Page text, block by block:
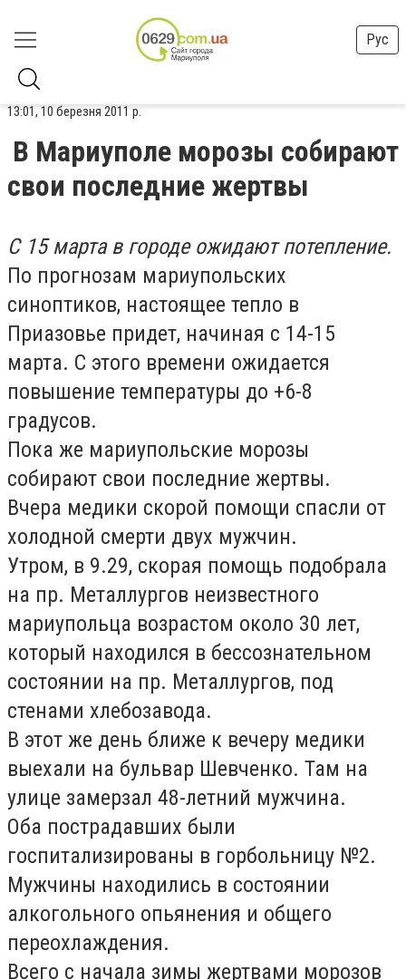
Рус
13:01, 10 березня 2011 р.
В Мариуполе морозы собирают
свои последние жертвы
С 15 марта в городе ожидают потепление.
По прогнозам мариупольских
синоптиков, настоящее тепло в
Приазовье придет, начиная с 14-15
марта. С этого времени ожидается
повышение температуры до +6-8
градусов.
Пока же мариупольские морозы
собирают свои последние жертвы.
Вчера медики скорой помощи спасли от
холодной смерти двух мужчин.
Утром, в 9.29, скорая помощь подобрала
на пр. Металлургов неизвестного
мариупольца возрастом около 30 лет,
который находился в бессознательном
состоянии на пр. Металлургов, под
стенами хлебозавода.
В этот же день ближе к вечеру медики
выехали на бульвар Шевченко. Там на
улице замерзал 48-летний мужчина.
Оба пострадавших были
госпитализированы в горбольницу №2.
Мужчины находились в состоянии
алкогольного опьянения и общего
переохлаждения.
Всего с начала зимы жертвами морозов